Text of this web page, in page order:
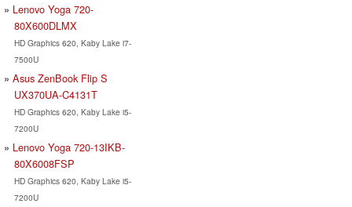
Lenovo Yoga 720-
80X600DLMX
HD Graphics 620, Kaby Lake i7-
7500U
Asus ZenBook Flip S
UX370UA-C4131T
HD Graphics 620, Kaby Lake i5-
7200U
Lenovo Yoga 720-13IKB-
80X6008FSP
HD Graphics 620, Kaby Lake i5-
7200U